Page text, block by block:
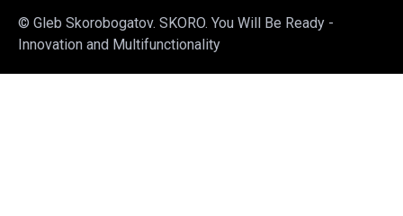
© Gleb Skorobogatov. SKORO. You Will Be Ready -
Innovation and Multifunctionality